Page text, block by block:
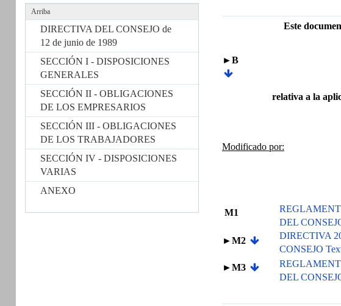
Arriba
DIRECTIVA DEL CONSEJO de
12 de junio de 1989
SECCIÓN I - DISPOSICIONES
GENERALES
SECCIÓN II - OBLIGACIONES
DE LOS EMPRESARIOS
SECCIÓN III - OBLIGACIONES
DE LOS TRABAJADORES
SECCIÓN IV - DISPOSICIONES
VARIAS
ANEXO
Este
►B
relativa a la
Modificado por:
M1
DEL
►M2
DIRECTIVA
CONSEJO
►M3
DEL